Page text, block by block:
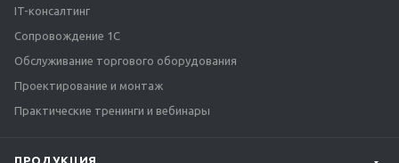
IT-консалтинг
Сопровождение 1С
Обслуживание торгового оборудования
Проектирование и монтаж
Практические тренинги и вебинары
ПРОДУКЦИЯ